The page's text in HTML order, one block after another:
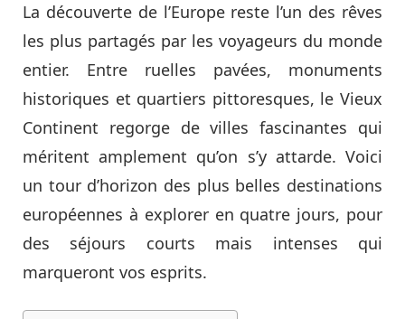
La découverte de l’Europe reste l’un des rêves
les plus partagés par les voyageurs du monde
entier. Entre ruelles pavées, monuments
historiques et quartiers pittoresques, le Vieux
Continent regorge de villes fascinantes qui
méritent amplement qu’on s’y attarde. Voici
un tour d’horizon des plus belles destinations
européennes à explorer en quatre jours, pour
des séjours courts mais intenses qui
marqueront vos esprits.